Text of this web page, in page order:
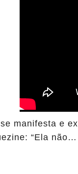
manifesta e
“Ela